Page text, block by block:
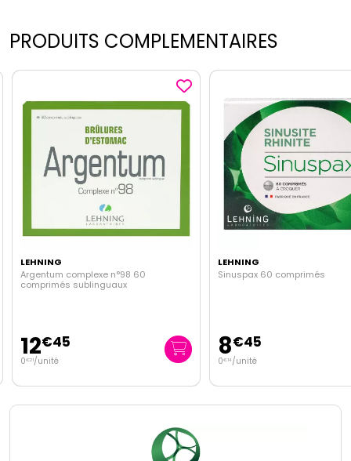
PRODUITS COMPLEMENTAIRES
LEHNING
Argentum complexe n°98 60
comprimés sublinguaux
12€45
0€21/unité
LEHNING
Sinuspax 60 comprimés
8€45
0€ 14 /unité